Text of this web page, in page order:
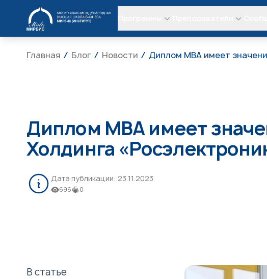
МИРБИС
Главная Блог Новости Диплом МВА имеет
Диплом МВА имеет
Холдинга
Дата публикации: 23.11.2023
696 0
В статье